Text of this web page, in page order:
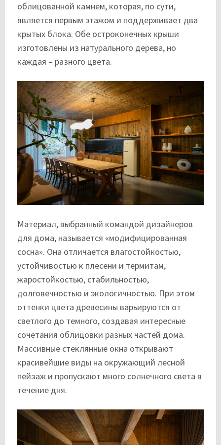
облицованной камнем, которая, по сути,
является первым этажом и поддерживает два
крытых блока. Обе остроконечных крыши
изготовлены из натурального дерева, но
каждая – разного цвета.
Материал, выбранный командой дизайнеров
для дома, называется «модифицированная
сосна». Она отличается влагостойкостью,
устойчивостью к плесени и термитам,
жаростойкостью, стабильностью,
долговечностью и экологичностью. При этом
оттенки цвета древесины варьируются от
светлого до темного, создавая интересные
сочетания облицовки разных частей дома.
Массивные стеклянные окна открывают
красивейшие виды на окружающий лесной
пейзаж и пропускают много солнечного света в
течение дня.